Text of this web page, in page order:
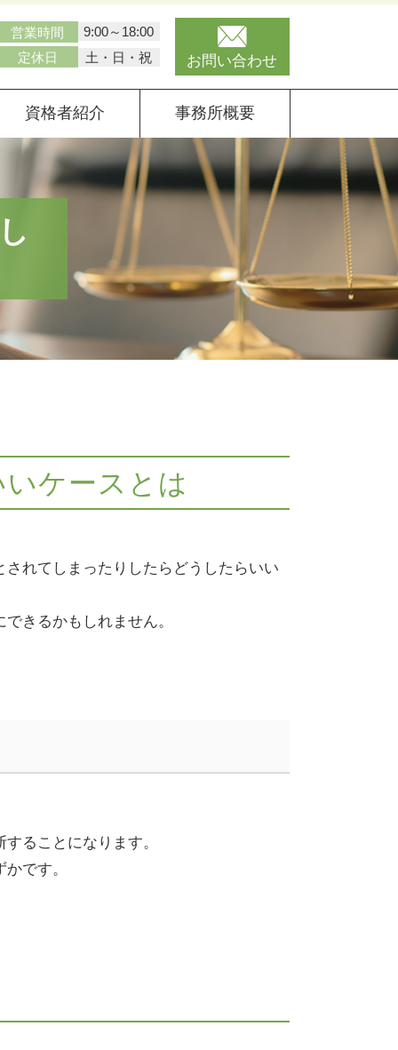
営業時間
9:00～18:00
定休日
土・日・祝 お問い合わせ
資格者紹介 事務所概要
ケースとは
れてしまったりしたらどうしたらいい
きるかもしれません。
ることになります。
です。